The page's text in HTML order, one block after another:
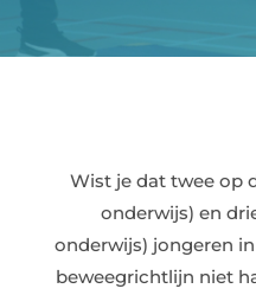
Wist je dat twee op
onderwijs) en
onderwijs) jongeren
beweegrichtlijn niet